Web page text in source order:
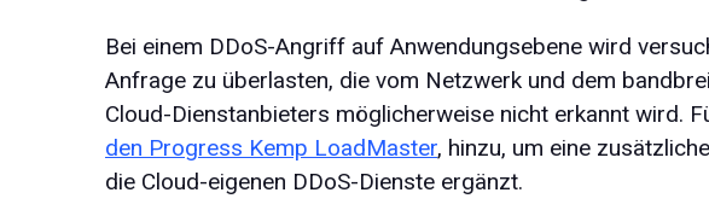
Bei einem DDoS-Angriff auf Anwendungsebene wird
Anfrage zu überlasten, die vom Netzwerk und dem
Cloud-Dienstanbieters möglicherweise nicht erkannt wird.
den Progress Kemp LoadMaster, hinzu, um eine
die Cloud-eigenen DDoS-Dienste ergänzt.